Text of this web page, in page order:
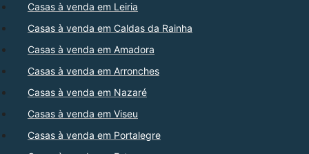
Casas à venda em Leiria
Casas à venda em Caldas da Rainha
Casas à venda em Amadora
Casas à venda em Arronches
Casas à venda em Nazaré
Casas à venda em Viseu
Casas à venda em Portalegre